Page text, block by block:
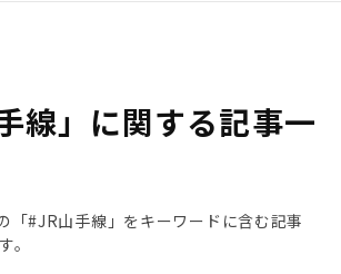
線」に関する記事一
「#JR山手線」をキーワードに含む記事
。